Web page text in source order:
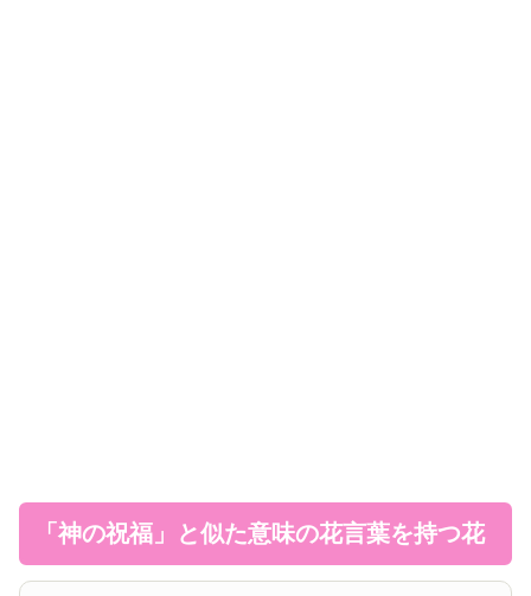
「神の祝福」と似た意味の花言葉を持つ花